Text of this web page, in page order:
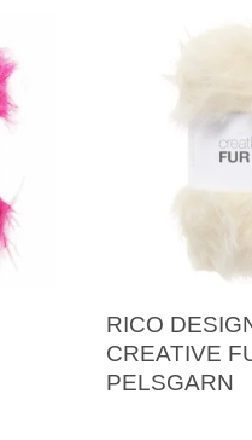
RICO
CREATIVE
PELSGARN